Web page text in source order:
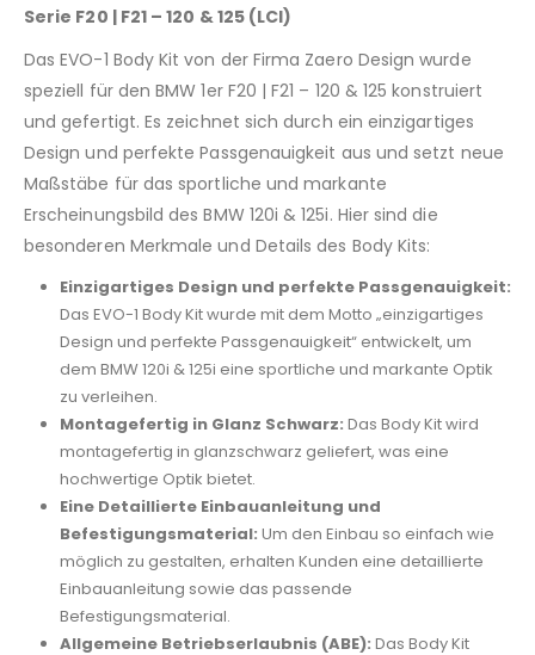
Serie F20 | F21 – 120 & 125 (LCI)
Das EVO-1 Body Kit von der Firma Zaero Design wurde
speziell für den BMW 1er F20 | F21 – 120 & 125 konstruiert
und gefertigt. Es zeichnet sich durch ein einzigartiges
Design und perfekte Passgenauigkeit aus und setzt neue
Maßstäbe für das sportliche und markante
Erscheinungsbild des BMW 120i & 125i. Hier sind die
besonderen Merkmale und Details des Body Kits:
Einzigartiges Design und perfekte Passgenauigkeit:
Das EVO-1 Body Kit wurde mit dem Motto „einzigartiges
Design und perfekte Passgenauigkeit“ entwickelt, um
dem BMW 120i & 125i eine sportliche und markante Optik
zu verleihen.
Montagefertig in Glanz Schwarz: Das Body Kit wird
montagefertig in glanzschwarz geliefert, was eine
hochwertige Optik bietet.
Eine Detaillierte Einbauanleitung und
Befestigungsmaterial: Um den Einbau so einfach wie
möglich zu gestalten, erhalten Kunden eine detaillierte
Einbauanleitung sowie das passende
Befestigungsmaterial.
Allgemeine Betriebserlaubnis (ABE): Das Body Kit